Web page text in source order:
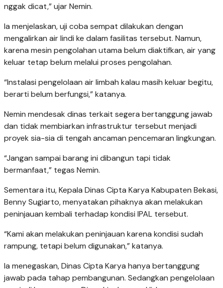
nggak dicat,” ujar Nemin.
Ia menjelaskan, uji coba sempat dilakukan dengan
mengalirkan air lindi ke dalam fasilitas tersebut. Namun,
karena mesin pengolahan utama belum diaktifkan, air yang
keluar tetap belum melalui proses pengolahan.
“Instalasi pengelolaan air limbah kalau masih keluar begitu,
berarti belum berfungsi,” katanya.
Nemin mendesak dinas terkait segera bertanggung jawab
dan tidak membiarkan infrastruktur tersebut menjadi
proyek sia-sia di tengah ancaman pencemaran lingkungan.
“Jangan sampai barang ini dibangun tapi tidak
bermanfaat,” tegas Nemin.
Sementara itu, Kepala Dinas Cipta Karya Kabupaten Bekasi,
Benny Sugiarto, menyatakan pihaknya akan melakukan
peninjauan kembali terhadap kondisi IPAL tersebut.
“Kami akan melakukan peninjauan karena kondisi sudah
rampung, tetapi belum digunakan,” katanya.
Ia menegaskan, Dinas Cipta Karya hanya bertanggung
jawab pada tahap pembangunan. Sedangkan pengelolaan